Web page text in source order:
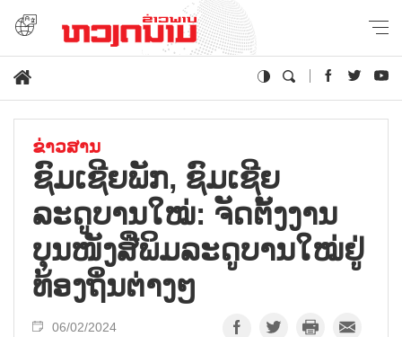
ຂ່າວສານ
ຊົມເຊີຍພັກ, ຊົມເຊີຍ
ລະດູບານໃໝ່: ຈັດຕັ້ງງານ
ບຸນໜັງສືພິມລະດູບານໃໝ່ຢູ່
ທ້ອງຖິ່ນຕ່າງໆ
06/02/2024